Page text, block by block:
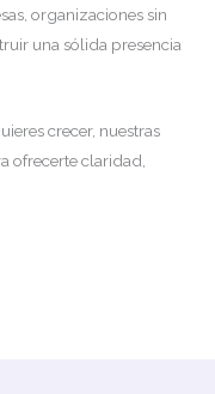
organizaciones sin
una sólida presencia
crecer, nuestras
ofrecerte claridad,